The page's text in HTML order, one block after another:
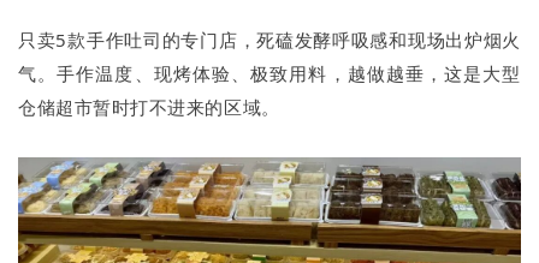
只卖5款手作吐司的专门店，死磕发酵呼吸感和现场出炉烟火
气。手作温度、现烤体验、极致用料，越做越垂，这是大型
仓储超市暂时打不进来的区域。